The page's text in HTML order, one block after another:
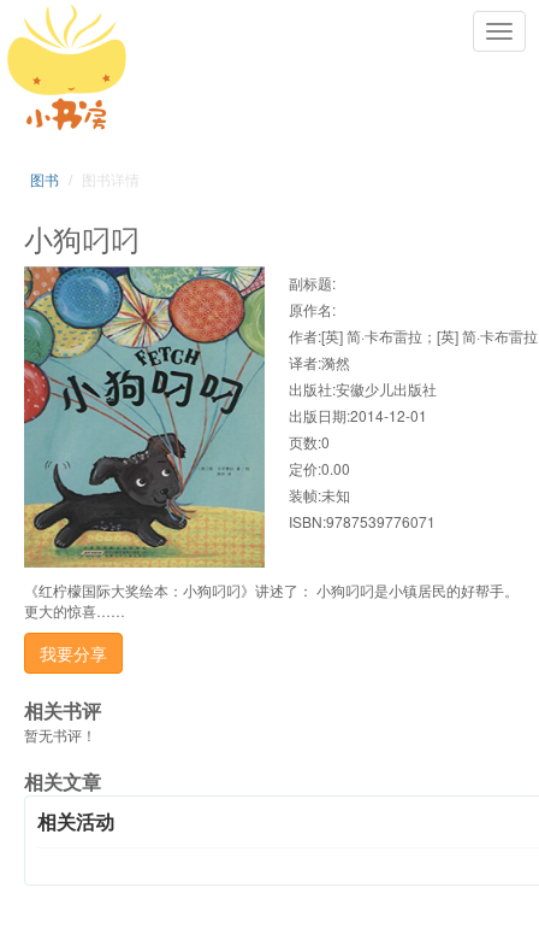
图书 图书详情
小狗叼叼
副标题:
原作名:
作者:[英] 简·卡布雷拉；[英] 简·卡布雷
译者:漪然
出版社:安徽少儿出版社
出版日期:2014-12-01
页数:0
定价:0.00
装帧:未知
ISBN:9787539776071
《红柠檬国际大奖绘本：小狗叼叼》讲述了： 小狗叼叼是小镇居民的好帮手
更大的惊喜……
我要分享
相关书评
暂无书评！
相关文章
相关活动